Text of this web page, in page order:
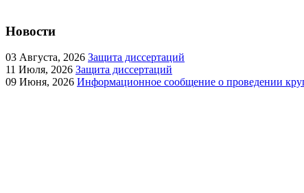
Новости
03 Августа, 2026 Защита диссертаций
11 Июля, 2026 Защита диссертаций
09 Июня, 2026 Информационное сообщение о проведении